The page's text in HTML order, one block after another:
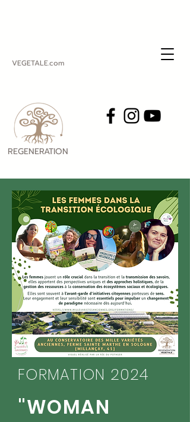
VEGETALE.com
REGENERATION
FORMATION 2024
"WOMAN